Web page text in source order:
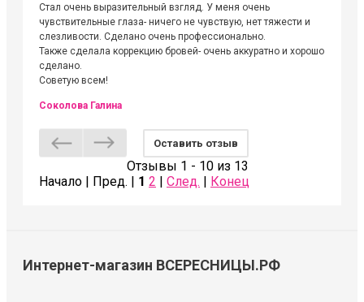
Стал очень выразительный взгляд. У меня очень
чувствительные глаза- ничего не чувствую, нет тяжести и
слезливости. Сделано очень профессионально.
Также сделала коррекцию бровей- очень аккуратно и хорошо
сделано.
Советую всем!
Соколова Галина
Оставить отзыв
Отзывы 1 - 10 из 13
Начало | Пред. | 1 2 След. Конец
Интернет-магазин ВСЕРЕСНИЦЫ.РФ